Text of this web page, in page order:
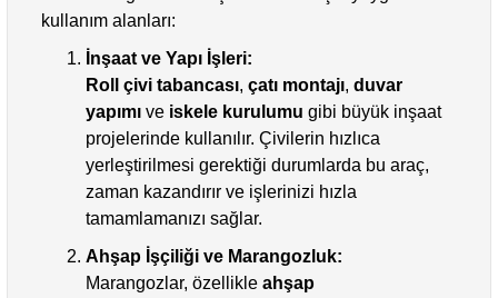
kullanım alanları:
İnşaat ve Yapı İşleri:
Roll çivi tabancası, çatı montajı, duvar
yapımı ve iskele kurulumu gibi büyük inşaat
projelerinde kullanılır. Çivilerin hızlıca
yerleştirilmesi gerektiği durumlarda bu araç,
zaman kazandırır ve işlerinizi hızla
tamamlamanızı sağlar.
Ahşap İşçiliği ve Marangozluk:
Marangozlar, özellikle ahşap